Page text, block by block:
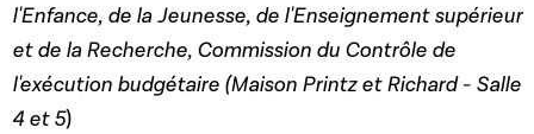
l'Enfance, de la Jeunesse, de l'Enseignement supérieur
et de la Recherche, Commission du Contrôle de
l'exécution budgétaire (Maison Printz et Richard - Salle
4 et 5)